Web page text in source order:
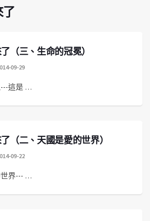
了
（三、生命的冠冕）
09-29
這是 …
（二、天國是愛的世界）
09-22
界--- …